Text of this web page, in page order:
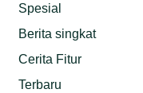
Spesial
Berita singkat
Cerita Fitur
Terbaru